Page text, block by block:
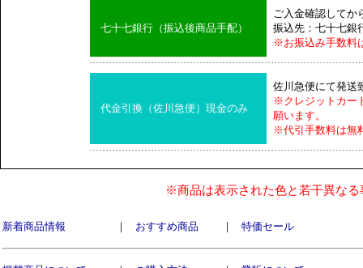
七十七銀行（振込後商品手配）
ご入金確認してか
振込先：七十七銀
※お振込み手数料
代金引換（佐川急便）現金のみ
佐川急便にて発送
※クレジットカー
願います。
※代引手数料は無
※商品は表示された色と若干異な
新着商品情報 ｜ おすすめ商品 ｜ 特価セール